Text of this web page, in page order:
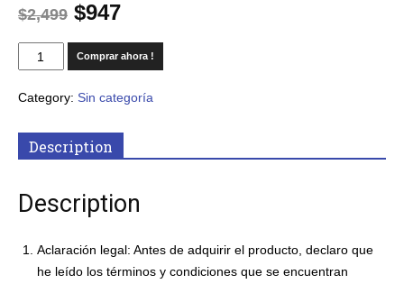
$2,499 $947
Comprar ahora !
Category: Sin categoría
Description
Description
Aclaración legal: Antes de adquirir el producto, declaro que
he leído los términos y condiciones que se encuentran